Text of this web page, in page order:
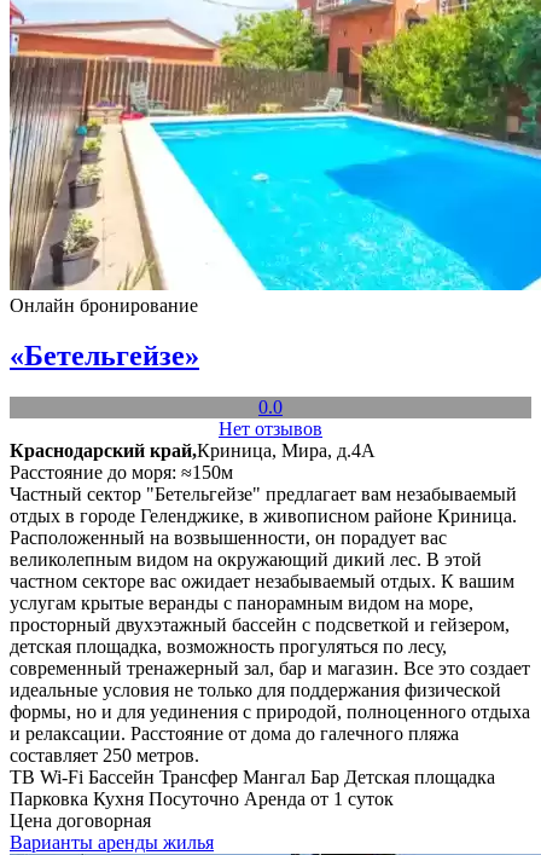
Онлайн бронирование
«Бетельгейзе»
0.0
Нет отзывов
Краснодарский край,Криница, Мира, д.4А
Расстояние до моря: ≈150м
Частный сектор "Бетельгейзе" предлагает вам незабываемый
отдых в городе Геленджике, в живописном районе Криница.
Расположенный на возвышенности, он порадует вас
великолепным видом на окружающий дикий лес. В этой
частном секторе вас ожидает незабываемый отдых. К вашим
услугам крытые веранды с панорамным видом на море,
просторный двухэтажный бассейн с подсветкой и гейзером,
детская площадка, возможность прогуляться по лесу,
современный тренажерный зал, бар и магазин. Все это создает
идеальные условия не только для поддержания физической
формы, но и для уединения с природой, полноценного отдыха
и релаксации. Расстояние от дома до галечного пляжа
составляет 250 метров.
ТВ Wi-Fi Бассейн Трансфер Мангал Бар Детская площадка
Парковка Кухня Посуточно Аренда от 1 суток
Цена договорная
Варианты аренды жилья